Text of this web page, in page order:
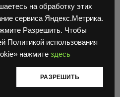
на обработку этих
сервиса Яндекс.Метрика.
Разрешить. Чтобы
Политикой использования
нажмите здесь
РАЗРЕШИТЬ
(HANGCHA) N163-220018-000